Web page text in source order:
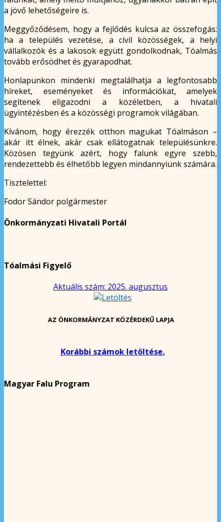
a jövő lehetőségeire is.
Meggyőződésem, hogy a fejlődés kulcsa az összefogás:
ha a település vezetése, a civil közösségek, a helyi
vállalkozók és a lakosok együtt gondolkodnak, Tóalmás
tovább erősödhet és gyarapodhat.
Honlapunkon mindenki megtalálhatja a legfontosabb
híreket, eseményeket és információkat, amelyek
segítenek eligazodni a közéletben, a hivatali
ügyintézésben és a közösségi programok világában.
Kívánom, hogy érezzék otthon magukat Tóalmáson –
akár itt élnek, akár csak ellátogatnak településünkre.
Közösen tegyünk azért, hogy falunk egyre szebb,
rendezettebb és élhetőbb legyen mindannyiunk számára.
Tisztelettel:
Fodor Sándor polgármester
Önkormányzati Hivatali Portál
Tóalmási Figyelő
Aktuális szám: 2025. augusztus
AZ ÖNKORMÁNYZAT KÖZÉRDEKŰ LAPJA
Korábbi számok letöltése.
Magyar Falu Program